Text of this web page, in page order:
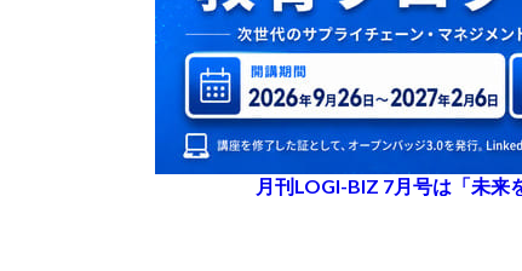
月刊LOGI-BIZ 7月号は「未来